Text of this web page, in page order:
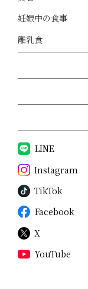
妊娠中の食事
離乳食
LINE
Instagram
TikTok
Facebook
X
YouTube